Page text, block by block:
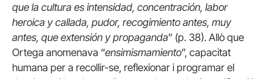
que la cultura es intensidad, concentración, labor
heroica y callada, pudor, recogimiento antes, muy
antes, que extensión y propaganda” (p. 38). Allò que
Ortega anomenava “ensimismamiento”, capacitat
humana per a recollir-se, reflexionar i programar el